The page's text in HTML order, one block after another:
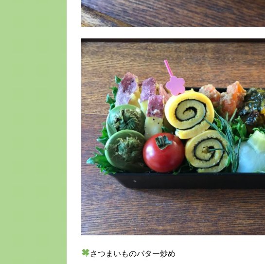
さつまいものバター炒め